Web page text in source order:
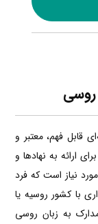
روسی
قابل فهم، معتبر و
ارائه به نهادها و
نیاز است که فرد
با کشور روسیه یا
به زبان روسی